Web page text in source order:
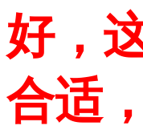
好，
合适